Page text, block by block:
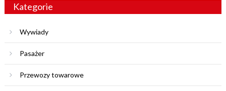
Kategorie
Wywiady
Pasażer
Przewozy towarowe